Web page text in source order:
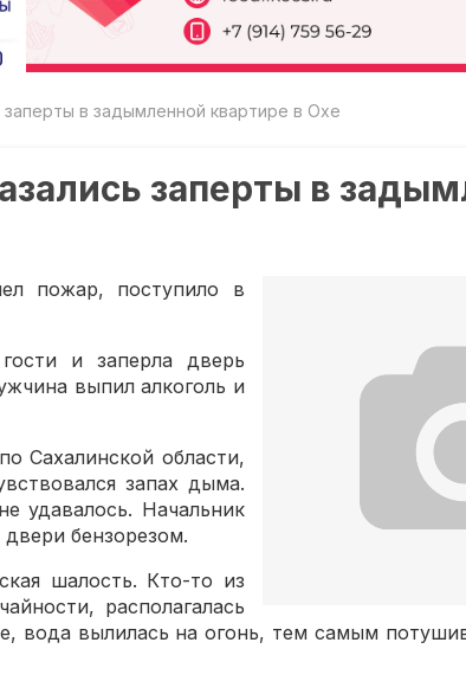
в задымленной квартире в Охе
заперты в
пожар, поступило в
и заперла дверь
выпил алкоголь и
Сахалинской области,
запах дыма.
удавалось. Начальник
бензорезом.
шалость. Кто-то из
располагалась
вода вылилась на огонь, тем самым